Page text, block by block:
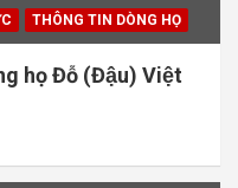
THÔNG TIN DÒNG HỌ
họ Đỗ (Đậu) Việt